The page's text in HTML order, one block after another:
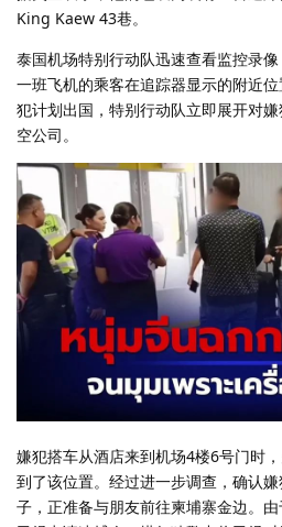
King Kaew 43巷。
泰国机场特别行动队迅速查看监控录
一班飞机的乘客在追踪器显示的附近
犯计划出国，特别行动队立即展开对
空公司。
嫌犯搭车从酒店来到机场4楼6号门时
到了该位置。经过进一步调查，确认
子，正准备与朋友前往柬埔寨金边。